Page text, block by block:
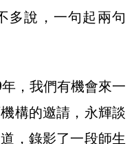
多說，一句起兩句
，我們有機會來一
構的邀請，永輝談
，錄影了一段師生